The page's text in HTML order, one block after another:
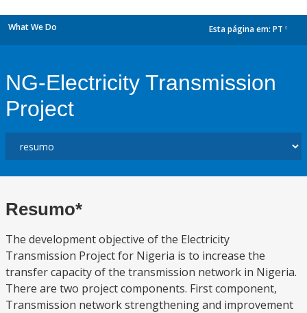
What We Do Esta página em: PT
NG-Electricity Transmission
Project
Resumo*
The development objective of the Electricity
Transmission Project for Nigeria is to increase the
transfer capacity of the transmission network in Nigeria.
There are two project components. First component,
Transmission network strengthening and improvement